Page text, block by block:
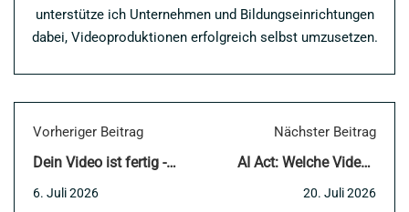
unterstütze ich Unternehmen und Bildungseinrichtungen
dabei, Videoproduktionen erfolgreich selbst umzusetzen.
Vorheriger Beitrag
Dein Video ist fertig -
veröffentlichen
6. Juli 2026
Nächster Beitrag
AI Act: Welche Videos
müssen
20. Juli 2026